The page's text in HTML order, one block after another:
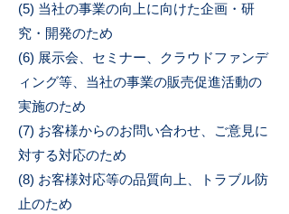
(5) 当社の事業の向上に向けた企画・研
究・開発のため
(6) 展示会、セミナー、クラウドファンデ
ィング等、当社の事業の販売促進活動の
実施のため
(7) お客様からのお問い合わせ、ご意見に
対する対応のため
(8) お客様対応等の品質向上、トラブル防
止のため